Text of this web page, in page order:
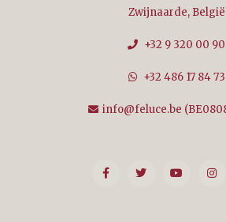
Zwijnaarde, België
+32 9 320 00 90
+32 486 17 84 73
info@feluce.be